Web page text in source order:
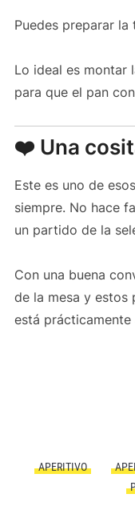
Puedes preparar
Lo ideal es montar
para que el pan
❤️ Una
Este es uno de
siempre. No hace
un partido de la
Con una buena
de la mesa y estos
está prácticamente
APERITIVO